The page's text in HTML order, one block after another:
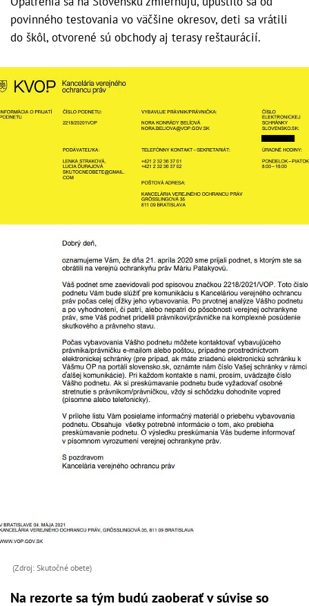
povinného testovania vo väčšine okresov, deti sa vrátili
do škôl, otvorené sú obchody aj terasy reštaurácií.
(Zdroj: Skutočné obete)
Na rezorte sa tým budú zaoberať v súvise so